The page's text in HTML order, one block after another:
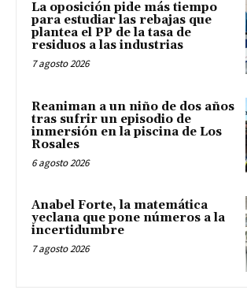
La oposición pide más tiempo
para estudiar las rebajas que
plantea el PP de la tasa de
residuos a las industrias
7 agosto 2026
Reaniman a un niño de dos años
tras sufrir un episodio de
inmersión en la piscina de Los
Rosales
6 agosto 2026
Anabel Forte, la matemática
yeclana que pone números a la
incertidumbre
7 agosto 2026